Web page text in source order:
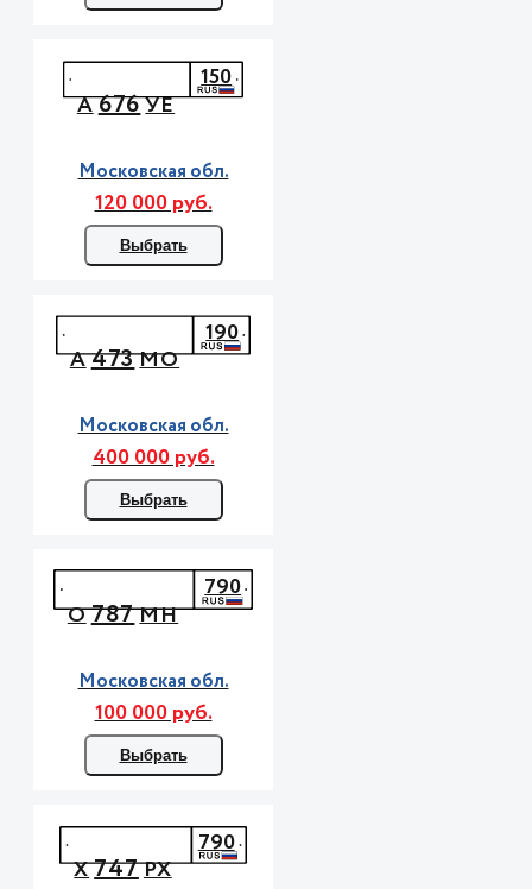
А676УЕ
150
Московская обл.
120 000 руб.
Выбрать
А473МО
190
Московская обл.
400 000 руб.
Выбрать
О787МН
790
Московская обл.
100 000 руб.
Выбрать
Х747РХ
790